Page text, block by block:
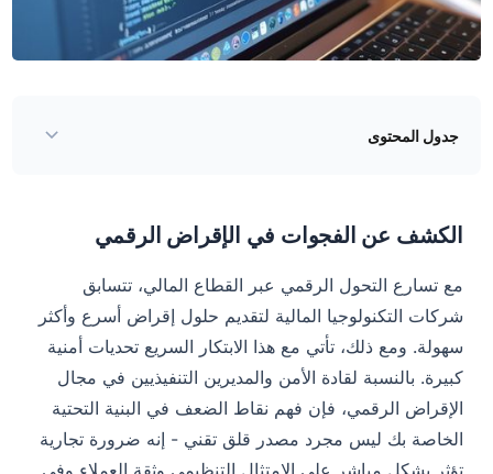
جدول المحتوى
العواقب المحتملة للإهمال
كيفية التخفيف
أفكار نهائية
الكشف عن الفجوات في الإقراض الرقمي
مع تسارع التحول الرقمي عبر القطاع المالي، تتسابق
شركات التكنولوجيا المالية لتقديم حلول إقراض أسرع وأكثر
سهولة. ومع ذلك، تأتي مع هذا الابتكار السريع تحديات أمنية
كبيرة. بالنسبة لقادة الأمن والمديرين التنفيذيين في مجال
الإقراض الرقمي، فإن فهم نقاط الضعف في البنية التحتية
الخاصة بك ليس مجرد مصدر قلق تقني - إنه ضرورة تجارية